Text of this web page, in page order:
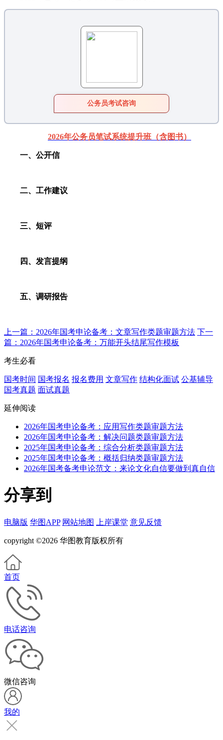
公务员考试咨询
2026年公务员笔试系统提升班（含图书）
一、公开信
二、工作建议
三、短评
四、发言提纲
五、调研报告
上一篇：2026年国考申论备考：文章写作类题审题方法 下一
篇：2026年国考申论备考：万能开头结尾写作模板
考生必看
国考时间 国考报名 报名费用 文章写作 结构化面试 公基辅导
国考真题 面试真题
延伸阅读
2026年国考申论备考：应用写作类题审题方法
2026年国考申论备考：解决问题类题审题方法
2025年国考申论备考：综合分析类题审题方法
2025年国考申论备考：概括归纳类题审题方法
2026年国考备考申论范文：来论文化自信要做到真自信
分享到
电脑版 华图APP 网站地图 上岸课堂 意见反馈
copyright ©2026 华图教育版权所有
首页
电话咨询
微信咨询
我的